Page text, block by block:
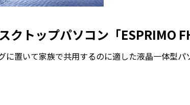
トップパソコン「ESPRIMO
置いて家族で共用するのに適した液晶一体型パ